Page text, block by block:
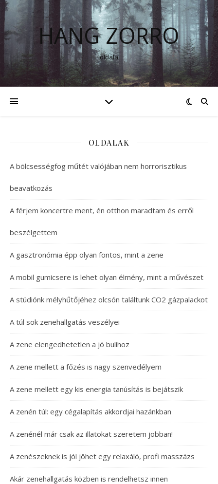
HANG ZORRO
oldala
OLDALAK
A bölcsességfog műtét valójában nem horrorisztikus
beavatkozás
A férjem koncertre ment, én otthon maradtam és erről
beszélgettem
A gasztronómia épp olyan fontos, mint a zene
A mobil gumicsere is lehet olyan élmény, mint a művészet
A stúdiónk mélyhűtőjéhez olcsón találtunk CO2 gázpalackot
A túl sok zenehallgatás veszélyei
A zene elengedhetetlen a jó bulihoz
A zene mellett a főzés is nagy szenvedélyem
A zene mellett egy kis energia tanúsítás is bejátszik
A zenén túl: egy cégalapítás akkordjai hazánkban
A zenénél már csak az illatokat szeretem jobban!
A zenészeknek is jól jöhet egy relaxáló, profi masszázs
Akár zenehallgatás közben is rendelhetsz innen